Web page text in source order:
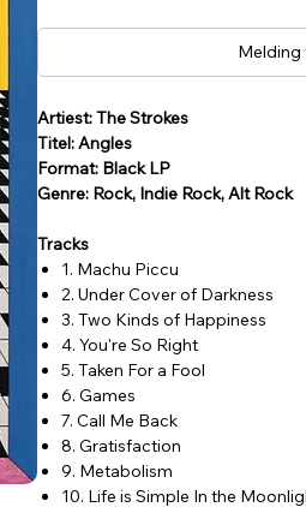
Melding
Artiest: The Strokes
Titel: Angles
Format: Black LP
Genre: Rock, Indie Rock, Alt Rock
Tracks
1. Machu Piccu
2. Under Cover of Darkness
3. Two Kinds of Happiness
4. You're So Right
5. Taken For a Fool
6. Games
7. Call Me Back
8. Gratisfaction
9. Metabolism
10. Life is Simple In the